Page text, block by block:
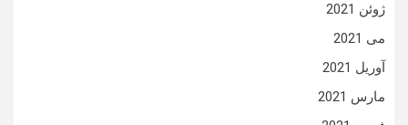
ژوئن 2021
می 2021
آوریل 2021
مارس 2021